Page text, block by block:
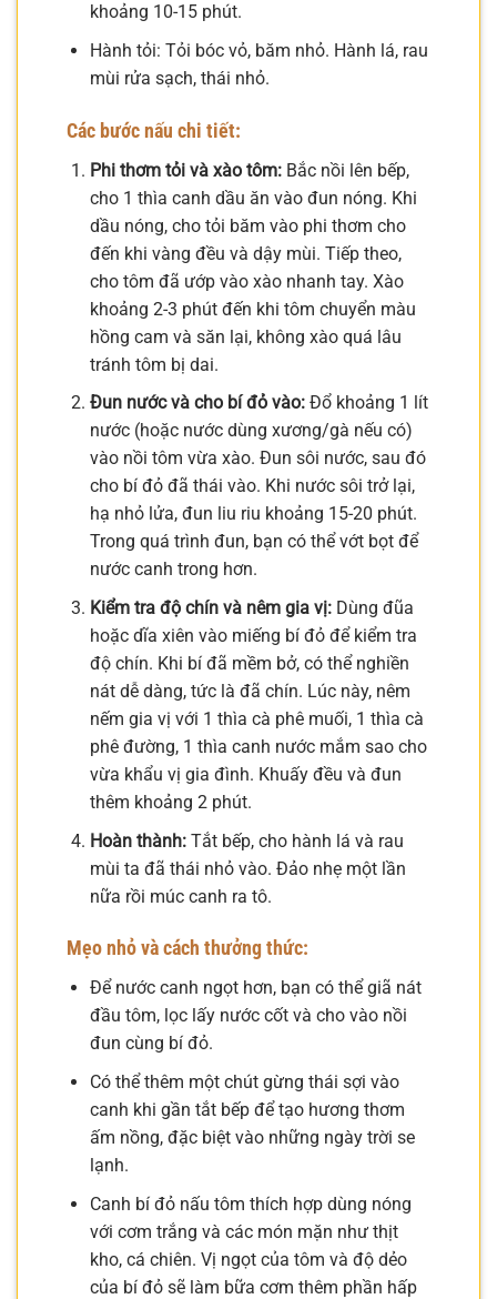
khoảng 10-15 phút.
Hành tỏi: Tỏi bóc vỏ, băm nhỏ. Hành lá, rau
mùi rửa sạch, thái nhỏ.
Các bước nấu chi tiết:
Phi thơm tỏi và xào tôm:Bắc nồi lên bếp,
cho 1 thìa canh dầu ăn vào đun nóng. Khi
dầu nóng, cho tỏi băm vào phi thơm cho
đến khi vàng đều và dậy mùi. Tiếp theo,
cho tôm đã ướp vào xào nhanh tay. Xào
khoảng 2-3 phút đến khi tôm chuyển màu
hồng cam và săn lại, không xào quá lâu
tránh tôm bị dai.
Đun nước và cho bí đỏ vào:Đổ khoảng 1 lít
nước (hoặc nước dùng xương/gà nếu có)
vào nồi tôm vừa xào. Đun sôi nước, sau đó
cho bí đỏ đã thái vào. Khi nước sôi trở lại,
hạ nhỏ lửa, đun liu riu khoảng 15-20 phút.
Trong quá trình đun, bạn có thể vớt bọt để
nước canh trong hơn.
Kiểm tra độ chín và nêm gia vị:Dùng đũa
hoặc dĩa xiên vào miếng bí đỏ để kiểm tra
độ chín. Khi bí đã mềm bở, có thể nghiền
nát dễ dàng, tức là đã chín. Lúc này, nêm
nếm gia vị với 1 thìa cà phê muối, 1 thìa cà
phê đường, 1 thìa canh nước mắm sao cho
vừa khẩu vị gia đình. Khuấy đều và đun
thêm khoảng 2 phút.
Hoàn thành:Tắt bếp, cho hành lá và rau
mùi ta đã thái nhỏ vào. Đảo nhẹ một lần
nữa rồi múc canh ra tô.
Mẹo nhỏ và cách thưởng thức:
Để nước canh ngọt hơn, bạn có thể giã nát
đầu tôm, lọc lấy nước cốt và cho vào nồi
đun cùng bí đỏ.
Có thể thêm một chút gừng thái sợi vào
canh khi gần tắt bếp để tạo hương thơm
ấm nồng, đặc biệt vào những ngày trời se
lạnh.
Canh bí đỏ nấu tôm thích hợp dùng nóng
với cơm trắng và các món mặn như thịt
kho, cá chiên. Vị ngọt của tôm và độ dẻo
của bí đỏ sẽ làm bữa cơm thêm phần hấp